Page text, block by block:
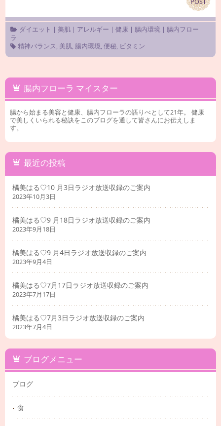
POST
POST
ダイエット | 美肌| アレルギー | 健康 | 腸内環境| 腸内フロー
ラ
精神バランス, 美肌, 腸内環境,便秘, ビタミン
腸内フローラ マイスター
腸から始まる美容と健康、腸内フローラの語りべとして21年。 健康
で美しくいられる秘訣をこのブログを通して皆さんにお伝えしま
す。
最近の投稿
橘美はる♡10 月3日ラジオ放送収録のご案内
2023年10月3日
橘美はる♡9 月18日ラジオ放送収録のご案内
2023年9月18日
橘美はる♡9 月4日ラジオ放送収録のご案内
2023年9月4日
橘美はる♡7月17日ラジオ放送収録のご案内
2023年7月17日
橘美はる♡7月3日ラジオ放送収録のご案内
2023年7月4日
ブログメニュー
ブログ
食